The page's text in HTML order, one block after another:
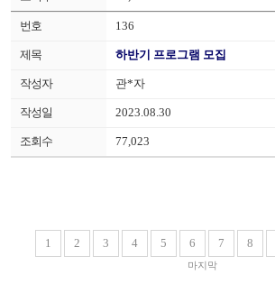
136
하반기 프로그램 모집
관*자
2023.08.30
77,023
1 2 3 4 5 6 7 8
마지막